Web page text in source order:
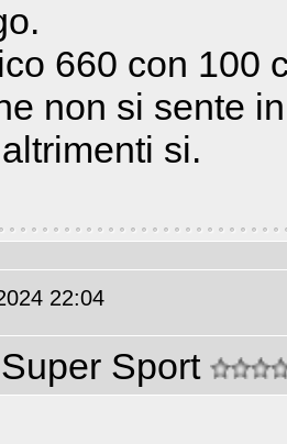
660 con 100
non si sente
si.
22:04
Sport